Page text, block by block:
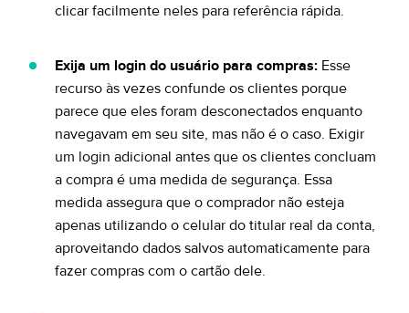
clicar facilmente neles para referência rápida.
Exija um login do usuário para compras: Esse
recurso às vezes confunde os clientes porque
parece que eles foram desconectados enquanto
navegavam em seu site, mas não é o caso. Exigir
um login adicional antes que os clientes concluam
a compra é uma medida de segurança. Essa
medida assegura que o comprador não esteja
apenas utilizando o celular do titular real da conta,
aproveitando dados salvos automaticamente para
fazer compras com o cartão dele.